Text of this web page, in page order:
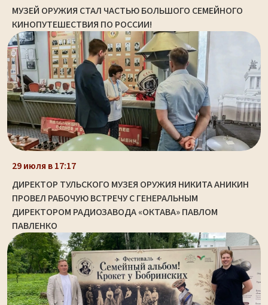
МУЗЕЙ ОРУЖИЯ СТАЛ ЧАСТЬЮ БОЛЬШОГО СЕМЕЙНОГО
КИНОПУТЕШЕСТВИЯ ПО РОССИИ!
29 июля в 17:17
ДИРЕКТОР ТУЛЬСКОГО МУЗЕЯ ОРУЖИЯ НИКИТА АНИКИН
ПРОВЕЛ РАБОЧУЮ ВСТРЕЧУ С ГЕНЕРАЛЬНЫМ
ДИРЕКТОРОМ РАДИОЗАВОДА «ОКТАВА» ПАВЛОМ
ПАВЛЕНКО